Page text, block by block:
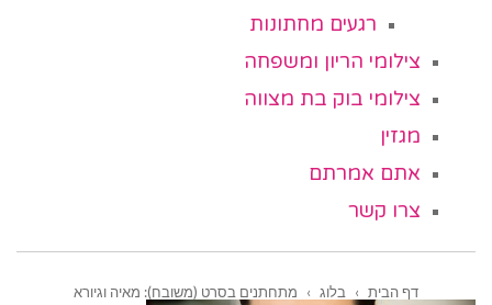
רגעים מחתונות
צילומי הריון ומשפחה
צילומי בוק בת מצווה
מגזין
אתם אמרתם
צרו קשר
דף הבית › בלוג › מתחתנים בסרט (משובח): מאיה וגיורא